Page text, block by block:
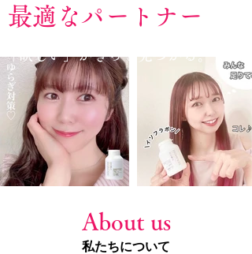
最適なパートナー
「欲しい」がきっと見つかる。
About us
私たちについて